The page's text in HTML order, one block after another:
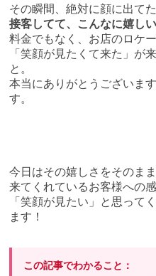
その瞬間、絶対に顔に出て
接客してて、こんなに嬉し
料金でもなく、お店のロケ
「笑顔が見たくて来た」が
と。
本当にありがとうございま
す。
今日はその嬉しさをそのま
来てくれているお客様への感
「笑顔が見たい」と思って
ます！
この記事でわかること：